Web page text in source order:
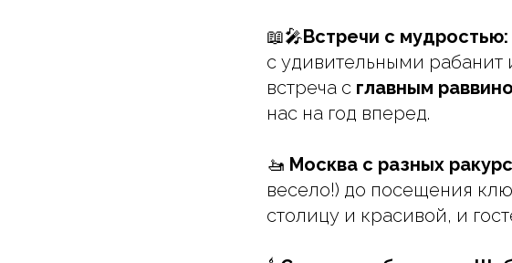
📖🎤Встречи с мудростью:
с удивительными рабанит
встреча с главным
нас на год вперед.
🚤 Москва с разных
весело!) до посещения
столицу и красивой, и